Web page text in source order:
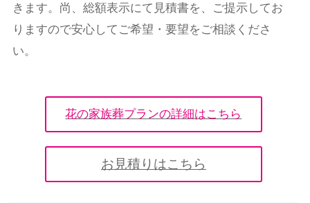
きます。尚、総額表示にて見積書を、ご提示してお
りますので安心してご希望・要望をご相談くださ
い。
花の家族葬プランの詳細はこちら
お見積りはこちら